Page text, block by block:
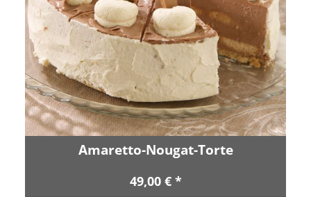
Amaretto-Nougat-Torte
49,00 € *